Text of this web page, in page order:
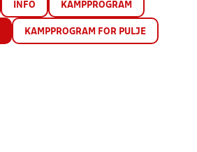
INFO KAMPPROGRAM
KAMPPROGRAM FOR PULJE